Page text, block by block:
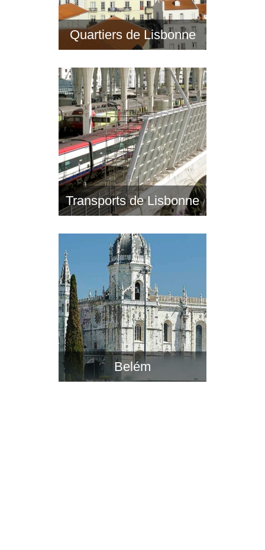
Quartiers de Lisbonne
Transports de Lisbonne
Belém